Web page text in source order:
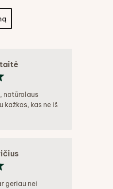
natūralaus
kažkas, kas ne iš
geriau nei